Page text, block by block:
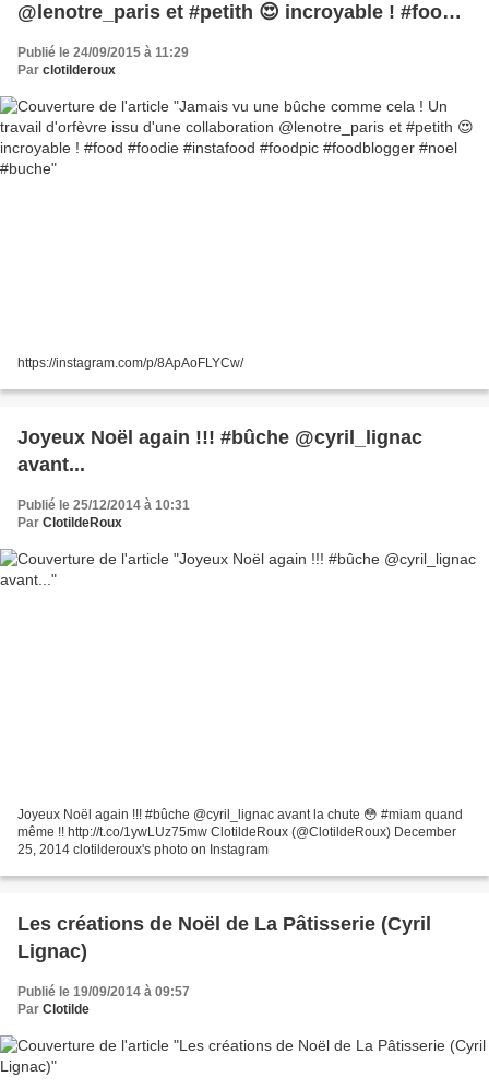
@lenotre_paris et #petith 😍 incroyable ! #food
#foodie #instafood #foodpic #foodblogger #noel
#buche
Publié le 24/09/2015 à 11:29
Par clotilderoux
https://instagram.com/p/8ApAoFLYCw/
Joyeux Noël again !!! #bûche @cyril_lignac
avant...
Publié le 25/12/2014 à 10:31
Par ClotildeRoux
Joyeux Noël again !!! #bûche @cyril_lignac avant la chute 😳 #miam quand
même !! http://t.co/1ywLUz75mw ClotildeRoux (@ClotildeRoux) December
25, 2014 clotilderoux's photo on Instagram
Les créations de Noël de La Pâtisserie (Cyril
Lignac)
Publié le 19/09/2014 à 09:57
Par Clotilde